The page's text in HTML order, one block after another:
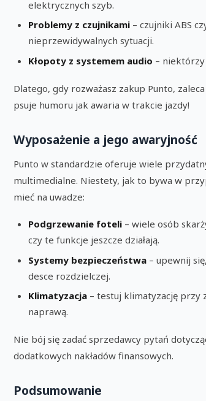
elektrycznych szyb.
Problemy z czujnikami – czujniki ABS
nieprzewidywalnych sytuacji.
Kłopoty z systemem audio – niektórzy
Dlatego, gdy rozważasz zakup Punto,
psuje humoru jak awaria w trakcie jazdy!
Wyposażenie a jego awaryjność
Punto w standardzie oferuje wiele
multimedialne. Niestety, jak to bywa w
mieć na uwadze:
Podgrzewanie foteli – wiele osób
czy te funkcje jeszcze działają.
Systemy bezpieczeństwa – upewnij
desce rozdzielczej.
Klimatyzacja – testuj klimatyzację przy
naprawą.
Nie bój się zadać sprzedawcy pytań
dodatkowych nakładów finansowych.
Podsumowanie